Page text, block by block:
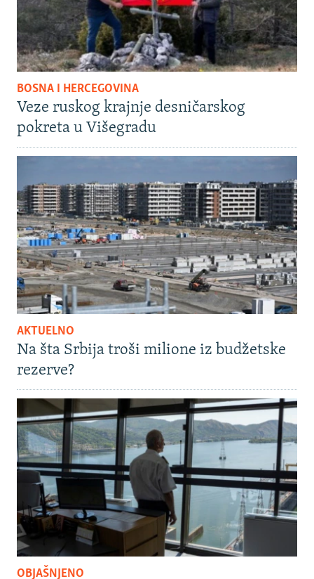
BOSNA I HERCEGOVINA
Veze ruskog krajnje desničarskog
pokreta u Višegradu
AKTUELNO
Na šta Srbija troši milione iz budžetske
rezerve?
OBJAŠNJENO